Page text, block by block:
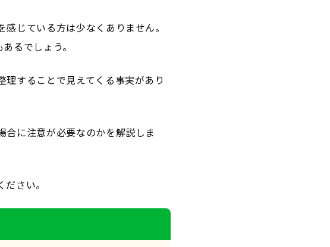
じている方は少なくありません。
るでしょう。
理することで見えてくる事実があり
に注意が必要なのかを解説しま
さい。